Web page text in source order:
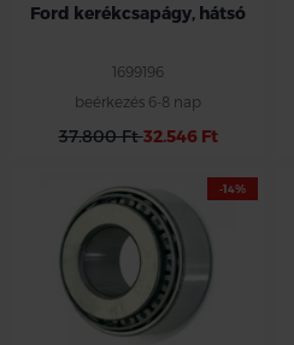
Ford kerékcsapágy, hátsó
1699196
beérkezés 6-8 nap
37.800 Ft32.546 Ft
-14%